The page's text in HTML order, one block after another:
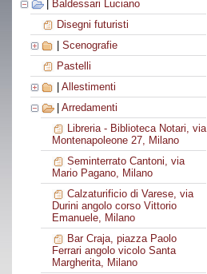
Baldessari Luciano
Disegni futuristi
Scenografie
Pastelli
Allestimenti
Arredamenti
Libreria - Biblioteca Notari, via
Montenapoleone 27, Milano
Seminterrato Cantoni, via
Mario Pagano, Milano
Calzaturificio di Varese, via
Durini angolo corso Vittorio
Emanuele, Milano
Bar Craja, piazza Paolo
Ferrari angolo vicolo Santa
Margherita, Milano